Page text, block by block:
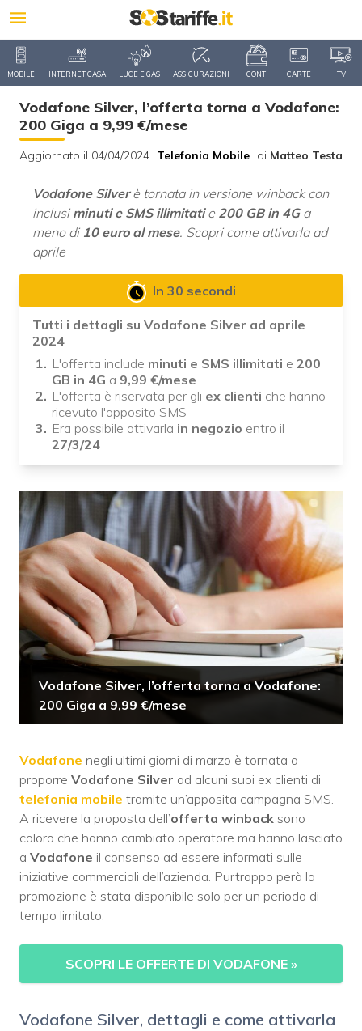
MOBILE INTERNET CASA LUCE E GAS ASSICURAZIONI CONTI CARTE TV
Vodafone Silver, l’offerta torna a Vodafone:
200 Giga a 9,99 €/mese
Aggiornato il 04/04/2024 Telefonia Mobile di Matteo Testa
Vodafone Silverè tornata in versione winback con
inclusi minuti e SMS illimitatie 200 GB in 4Ga
meno di 10 euro al mese. Scopri come attivarla ad
aprile
In 30 secondi
Tutti i dettagli su Vodafone Silver ad aprile
2024
L'offerta include minuti e SMS illimitati e 200
GB in 4G a 9,99 €/mese
L'offerta è riservata per gli ex clienti che hanno
ricevuto l'apposito SMS
Era possibile attivarla in negozio entro il
27/3/24
Vodafone Silver, l’offerta torna a Vodafone:
200 Giga a 9,99 €/mese
Vodafone negli ultimi giorni di marzo è tornata a
proporre Vodafone Silver ad alcuni suoi ex clienti di
telefonia mobile tramite un’apposita campagna SMS.
A ricevere la proposta dell’offerta winback sono
coloro che hanno cambiato operatore ma hanno lasciato
a Vodafone il consenso ad essere informati sulle
iniziative commerciali dell’azienda. Purtroppo però la
promozione è stata disponibile solo per un periodo di
tempo limitato.
SCOPRI LE OFFERTE DI VODAFONE »
Vodafone Silver, dettagli e come attivarla